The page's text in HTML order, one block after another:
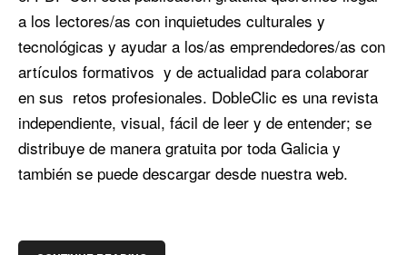
a los lectores/as con inquietudes culturales y
tecnológicas y ayudar a los/as emprendedores/as con
artículos formativos y de actualidad para colaborar
en sus retos profesionales. DobleClic es una revista
independiente, visual, fácil de leer y de entender; se
distribuye de manera gratuita por toda Galicia y
también se puede descargar desde nuestra web.